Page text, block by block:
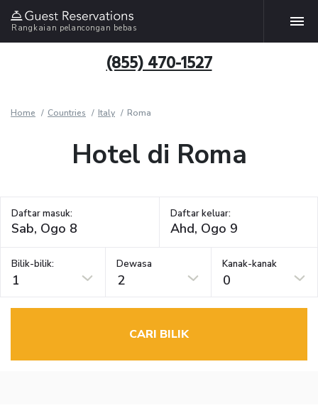
Rangkaian pelancongan bebas
(855) 470-1527
Home Countries Italy Roma
Hotel di Roma
Daftar masuk: Daftar keluar:
Bilik-bilik:
1
Dewasa
2
Kanak-kanak
0
CARI BILIK